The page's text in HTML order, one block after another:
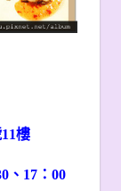
樓
、17：00